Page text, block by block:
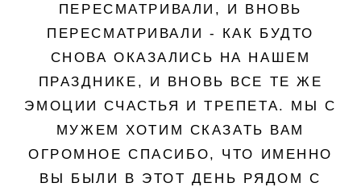
ПЕРЕСМАТРИВАЛИ, И ВНОВЬ
ПЕРЕСМАТРИВАЛИ - КАК БУДТО
СНОВА ОКАЗАЛИСЬ НА НАШЕМ
ПРАЗДНИКЕ, И ВНОВЬ ВСЕ ТЕ ЖЕ
ЭМОЦИИ СЧАСТЬЯ И ТРЕПЕТА. МЫ С
МУЖЕМ ХОТИМ СКАЗАТЬ ВАМ
ОГРОМНОЕ СПАСИБО, ЧТО ИМЕННО
ВЫ БЫЛИ В ЭТОТ ДЕНЬ РЯДОМ С